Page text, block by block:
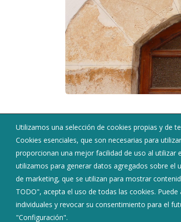
Utilizamos una selección de cookies propias y de
Cookies esenciales, que son necesarias para
proporcionan una mejor facilidad de uso al utilizar
utilizamos para generar datos agregados sobre el
de marketing, que se utilizan para mostrar
TODO", acepta el uso de todas las cookies.
individuales y revocar su consentimiento para el
"Configuración".
Ayuntamiento de Villadiego
: Plaza Mayor nº 1 - 09120
: 947 36 17 00
: villadiego@diputaciondeburgos.net